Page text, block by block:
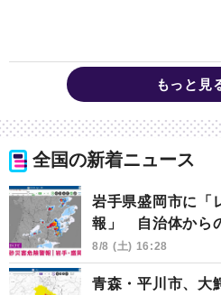
もっと見
全国の新着ニュース
岩手県盛岡市に「
報」 自治体から
8/8 (土) 16:28
青森・平川市、大